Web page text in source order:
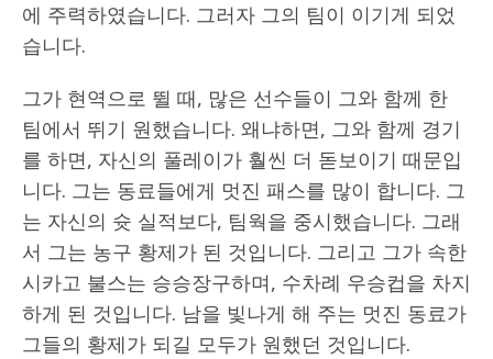
에 주력하였습니다. 그러자 그의 팀이 이기게 되었
습니다.
그가 현역으로 뛸 때, 많은 선수들이 그와 함께 한
팀에서 뛰기 원했습니다. 왜냐하면, 그와 함께 경기
를 하면, 자신의 풀레이가 훨씬 더 돋보이기 때문입
니다. 그는 동료들에게 멋진 패스를 많이 합니다. 그
는 자신의 슛 실적보다, 팀웍을 중시했습니다. 그래
서 그는 농구 황제가 된 것입니다. 그리고 그가 속한
시카고 불스는 승승장구하며, 수차례 우승컵을 차지
하게 된 것입니다. 남을 빛나게 해 주는 멋진 동료가
그들의 황제가 되길 모두가 원했던 것입니다.